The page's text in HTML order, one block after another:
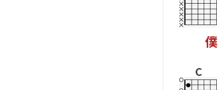
僕
C